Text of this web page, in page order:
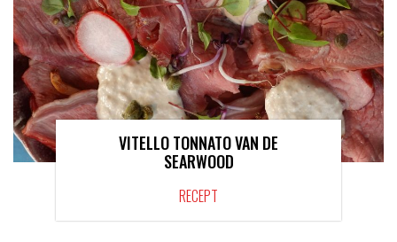
VITELLO TONNATO VAN DE
SEARWOOD
RECEPT